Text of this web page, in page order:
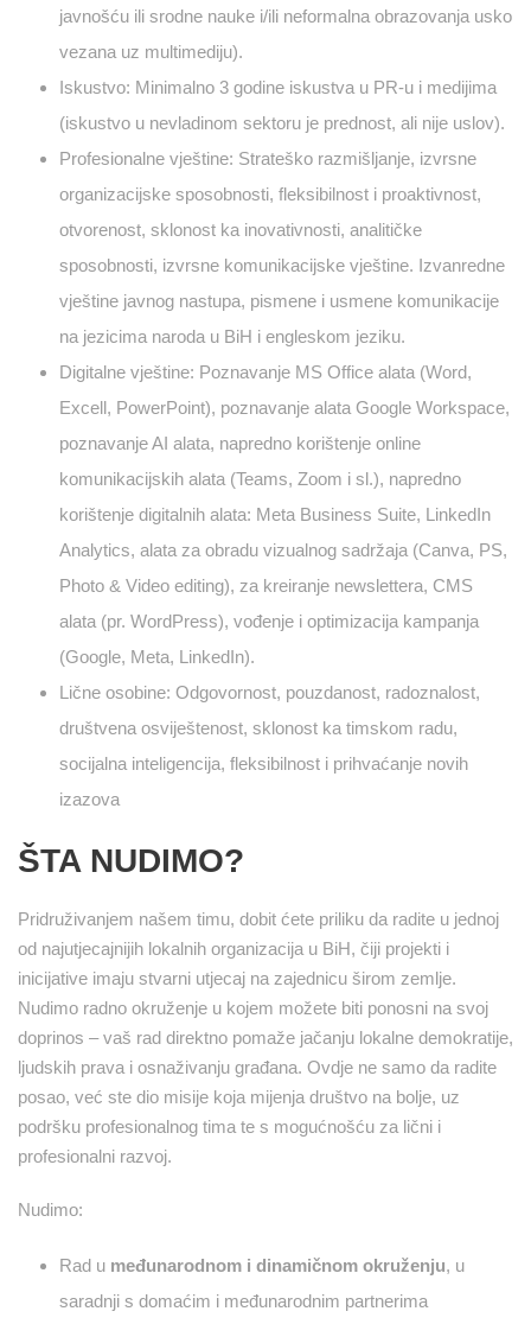
javnošću ili srodne nauke i/ili neformalna obrazovanja usko
vezana uz multimediju).
Iskustvo: Minimalno 3 godine iskustva u PR-u i medijima
(iskustvo u nevladinom sektoru je prednost, ali nije uslov).
Profesionalne vještine: Strateško razmišljanje, izvrsne
organizacijske sposobnosti, fleksibilnost i proaktivnost,
otvorenost, sklonost ka inovativnosti, analitičke
sposobnosti, izvrsne komunikacijske vještine. Izvanredne
vještine javnog nastupa, pismene i usmene komunikacije
na jezicima naroda u BiH i engleskom jeziku.
Digitalne vještine: Poznavanje MS Office alata (Word,
Excell, PowerPoint), poznavanje alata Google Workspace,
poznavanje AI alata, napredno korištenje online
komunikacijskih alata (Teams, Zoom i sl.), napredno
korištenje digitalnih alata: Meta Business Suite, LinkedIn
Analytics, alata za obradu vizualnog sadržaja (Canva, PS,
Photo & Video editing), za kreiranje newslettera, CMS
alata (pr. WordPress), vođenje i optimizacija kampanja
(Google, Meta, LinkedIn).
Lične osobine: Odgovornost, pouzdanost, radoznalost,
društvena osviještenost, sklonost ka timskom radu,
socijalna inteligencija, fleksibilnost i prihvaćanje novih
izazova
ŠTA NUDIMO?
Pridruživanjem našem timu, dobit ćete priliku da radite u jednoj
od najutjecajnijih lokalnih organizacija u BiH, čiji projekti i
inicijative imaju stvarni utjecaj na zajednicu širom zemlje.
Nudimo radno okruženje u kojem možete biti ponosni na svoj
doprinos – vaš rad direktno pomaže jačanju lokalne demokratije,
ljudskih prava i osnaživanju građana. Ovdje ne samo da radite
posao, već ste dio misije koja mijenja društvo na bolje, uz
podršku profesionalnog tima te s mogućnošću za lični i
profesionalni razvoj.
Nudimo:
Rad u međunarodnom i dinamičnom okruženju, u
saradnji s domaćim i međunarodnim partnerima